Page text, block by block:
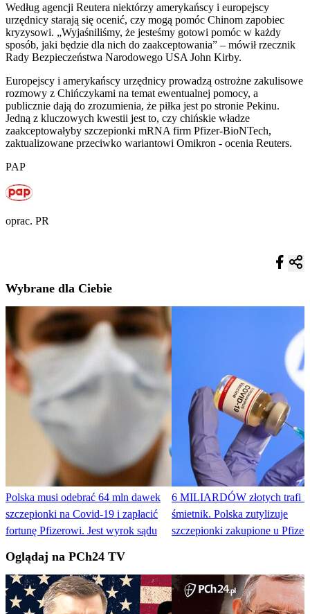
Według agencji Reutera niektórzy amerykańscy i europejscy
urzędnicy starają się ocenić, czy mogą pomóc Chinom zapobiec
kryzysowi. „Wyjaśniliśmy, że jesteśmy gotowi pomóc w każdy
sposób, jaki będzie dla nich do zaakceptowania” – mówił rzecznik
Rady Bezpieczeństwa Narodowego USA John Kirby.
Europejscy i amerykańscy urzędnicy prowadzą ostrożne zakulisowe
rozmowy z Chińczykami na temat ewentualnej pomocy, a
publicznie dają do zrozumienia, że piłka jest po stronie Pekinu.
Jedną z kluczowych kwestii jest to, czy chińskie władze
zaakceptowałyby szczepionki mRNA firm Pfizer-BioNTech,
zaktualizowane przeciwko wariantowi Omikron - ocenia Reuters.
PAP
oprac. PR
Wybrane dla Ciebie
Polska musi odebrać 64 mln dawek
szczepionki na Covid-19 i zapłacić
fortunę Pfizerowi. Jest wyrok sądu
6 MILIARDÓW złotych trafi
śmietnik. Polska zutylizuje
szczepionki zakupione u
Oglądaj na PCh24 TV